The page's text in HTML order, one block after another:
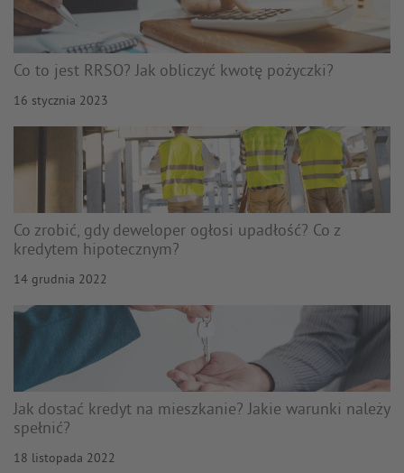
Co to jest RRSO? Jak obliczyć kwotę pożyczki?
16 stycznia 2023
Co zrobić, gdy deweloper ogłosi upadłość? Co z
kredytem hipotecznym?
14 grudnia 2022
Jak dostać kredyt na mieszkanie? Jakie warunki należy
spełnić?
18 listopada 2022